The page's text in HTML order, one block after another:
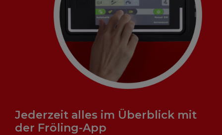
Jederzeit alles im Überblick mit
der Fröling-App